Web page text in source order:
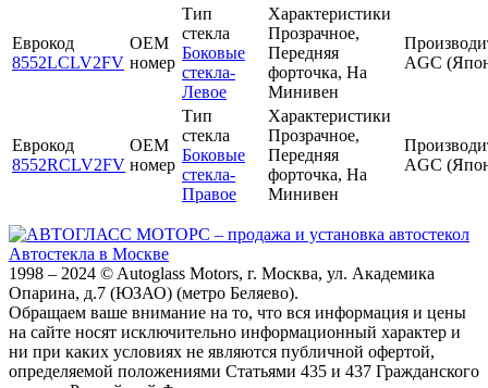
Еврокод
8552LCLV2FV
OEM
номер
Тип
стекла
Боковые
стекла-
Левое
Характеристики
Прозрачное,
Передняя
форточка, На
Минивен
AGC
Еврокод
8552RCLV2FV
OEM
номер
Тип
стекла
Боковые
стекла-
Правое
Характеристики
Прозрачное,
Передняя
форточка, На
Минивен
AGC
Автостекла в Москве
1998 – 2024 © Autoglass Motors, г. Москва, ул. Академика
Опарина, д.7 (ЮЗАО) (метро Беляево).
Обращаем ваше внимание на то, что вся информация и цены
на сайте носят исключительно информационный характер и
ни при каких условиях не являются публичной офертой,
определяемой положениями Статьями 435 и 437 Гражданского